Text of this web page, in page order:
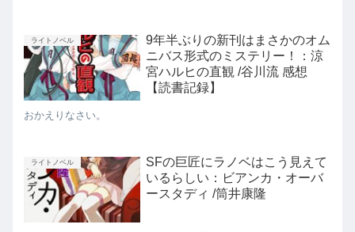
ライトノベル
9年半ぶりの新刊はまさかのオム
ニバス形式のミステリー！：涼
宮ハルヒの直観 /谷川流 感想
【読書記録】
おかえりなさい。
ライトノベル
SFの巨匠にラノベはこう見えて
いるらしい：ビアンカ・オーバ
ースタディ /筒井康隆